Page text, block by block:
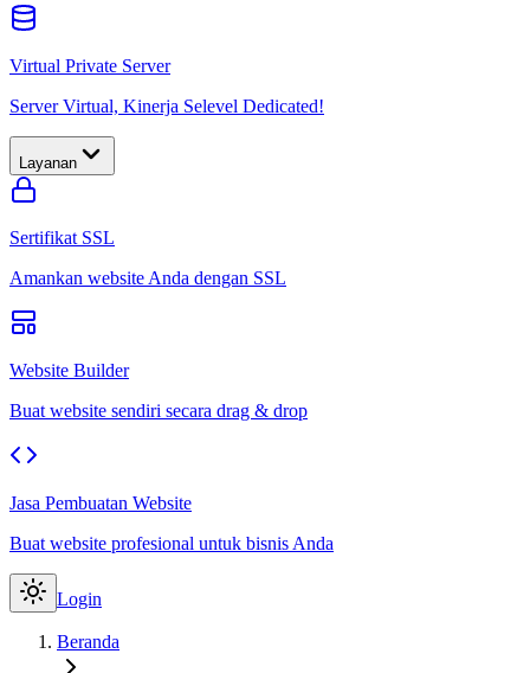
Virtual Private Server
Server Virtual, Kinerja Selevel Dedicated!
Layanan
Sertifikat SSL
Amankan website Anda dengan SSL
Website Builder
Buat website sendiri secara drag & drop
Jasa Pembuatan Website
Buat website profesional untuk bisnis Anda
Login
Beranda